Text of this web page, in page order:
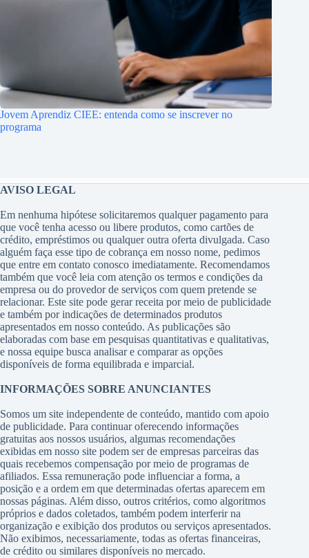
Jovem Aprendiz CIEE: entenda como se inscrever no
programa
AVISO LEGAL
Em nenhuma hipótese solicitaremos qualquer pagamento para
que você tenha acesso ou libere produtos, como cartões de
crédito, empréstimos ou qualquer outra oferta divulgada. Caso
alguém faça esse tipo de cobrança em nosso nome, pedimos
que entre em contato conosco imediatamente. Recomendamos
também que você leia com atenção os termos e condições da
empresa ou do provedor de serviços com quem pretende se
relacionar. Este site pode gerar receita por meio de publicidade
e também por indicações de determinados produtos
apresentados em nosso conteúdo. As publicações são
elaboradas com base em pesquisas quantitativas e qualitativas,
e nossa equipe busca analisar e comparar as opções
disponíveis de forma equilibrada e imparcial.
INFORMAÇÕES SOBRE ANUNCIANTES
Somos um site independente de conteúdo, mantido com apoio
de publicidade. Para continuar oferecendo informações
gratuitas aos nossos usuários, algumas recomendações
exibidas em nosso site podem ser de empresas parceiras das
quais recebemos compensação por meio de programas de
afiliados. Essa remuneração pode influenciar a forma, a
posição e a ordem em que determinadas ofertas aparecem em
nossas páginas. Além disso, outros critérios, como algoritmos
próprios e dados coletados, também podem interferir na
organização e exibição dos produtos ou serviços apresentados.
Não exibimos, necessariamente, todas as ofertas financeiras,
de crédito ou similares disponíveis no mercado.